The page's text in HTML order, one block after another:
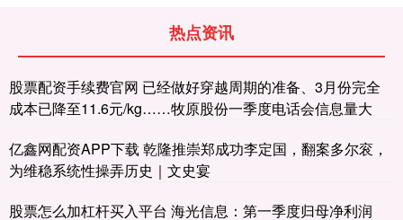
热点资讯
股票配资手续费官网 已经做好穿越周期的准备、3月份完全
成本已降至11.6元/kg……牧原股份一季度电话会信息量大
亿鑫网配资APP下载 乾隆推崇郑成功李定国，翻案多尔衮，
为维稳系统性操弄历史｜文史宴
股票怎么加杠杆买入平台 海光信息：第一季度归母净利润